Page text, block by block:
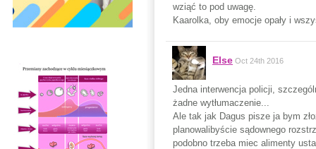
wziąć to pod uwagę.
Kaarolka, oby emocje opały i
Else Oct 24th 2016
Jedna interwencja policji,
żadne wytłumaczenie...
Ale tak jak Dagus pisze ja bym
planowalibyście sądownego
podobno trzeba miec alimenty